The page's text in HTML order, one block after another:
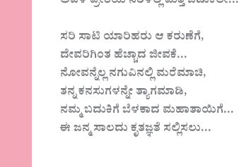
ಸರಿ ಸಾಟಿ ಯಾರಿಹರು ಆ ಕರುಣೆಗೆ,
ದೇವರಿಗಿಂತ ಹೆಚ್ಚಾದ ಜೀವಕೆ…
ನೋವನ್ನೆಲ್ಲ ನಗುವಿನಲ್ಲಿ ಮರೆಮಾಚಿ,
ತನ್ನ ಕನಸುಗಳನ್ನೇ ತ್ಯಾಗಮಾಡಿ,
ನಮ್ಮ ಬದುಕಿಗೆ ಬೆಳಕಾದ ಮಹಾತಾಯಿಗೆ…
ಈ ಜನ್ಮ ಸಾಲದು ಕೃತಜ್ಞತೆ ಸಲ್ಲಿಸಲು…